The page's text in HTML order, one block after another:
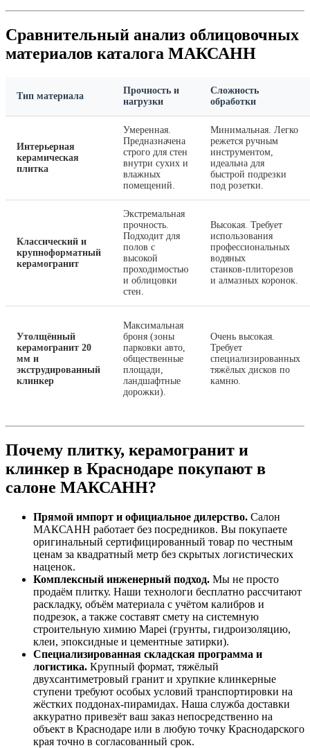
Сравнительный анализ облицовочных
материалов каталога МАКСАНН
Тип материала
Прочность и
нагрузки
Сложность
обработки
Интерьерная
керамическая
плитка
Умеренная.
Предназначена
строго для стен
внутри сухих и
влажных
помещений.
Минимальная. Легко
режется ручным
инструментом,
идеальна для
быстрой подрезки
под розетки.
Классический и
крупноформатный
керамогранит
Экстремальная
прочность.
Подходит для
полов с
высокой
проходимостью
и облицовки
стен.
Высокая. Требует
использования
профессиональных
водяных
станков‑плиторезов
и алмазных коронок.
Утолщённый
керамогранит 20
мм и
экструдированный
клинкер
Максимальная
броня (зоны
парковки авто,
общественные
площади,
ландшафтные
дорожки).
Очень высокая.
Требует
специализированных
тяжёлых дисков по
камню.
Почему плитку, керамогранит и
клинкер в Краснодаре покупают в
салоне МАКСАНН?
Прямой импорт и официальное дилерство. Салон
МАКСАНН работает без посредников. Вы покупаете
оригинальный сертифицированный товар по честным
ценам за квадратный метр без скрытых логистических
наценок.
Комплексный инженерный подход. Мы не просто
продаём плитку. Наши технологи бесплатно рассчитают
раскладку, объём материала с учётом калибров и
подрезок, а также составят смету на системную
строительную химию Mapei (грунты, гидроизоляцию,
клеи, эпоксидные и цементные затирки).
Специализированная складская программа и
логистика. Крупный формат, тяжёлый
двухсантиметровый гранит и хрупкие клинкерные
ступени требуют особых условий транспортировки на
жёстких поддонах‑пирамидах. Наша служба доставки
аккуратно привезёт ваш заказ непосредственно на
объект в Краснодаре или в любую точку Краснодарского
края точно в согласованный срок.